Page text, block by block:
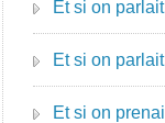
Et si on
Et si on
Et si on